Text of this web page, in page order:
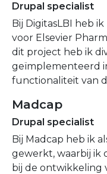
Drupal specialist
Bij DigitasLBI heb
voor Elsevier
dit project heb ik
geïmplementeerd
functionaliteit van
Madcap
Drupal specialist
Bij Madcap heb ik
gewerkt, waarbij ik
bij de ontwikkeling